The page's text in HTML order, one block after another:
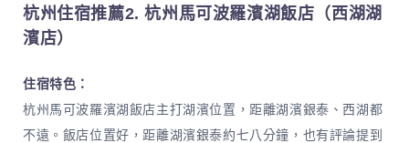
杭州住宿推薦2. 杭州馬可波羅濱湖飯店（西湖湖
濱店）
住宿特色：
杭州馬可波羅濱湖飯店主打湖濱位置，距離湖濱銀泰、西湖都
不遠。飯店位置好，距離湖濱銀泰約七八分鐘，也有評論提到